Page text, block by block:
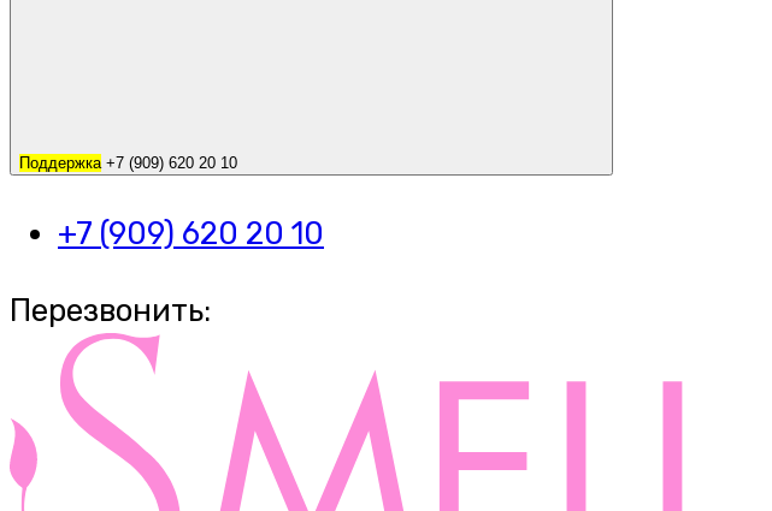
Поддержка +7 (909) 620 20 10
+7 (909) 620 20 10
Перезвонить: